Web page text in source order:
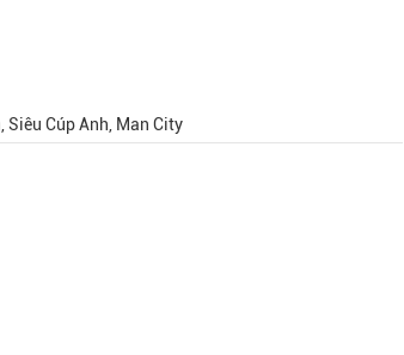
Siêu Cúp Anh, Man City